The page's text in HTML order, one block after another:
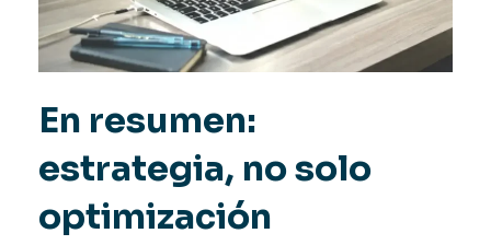
En resumen:
estrategia, no solo
optimización